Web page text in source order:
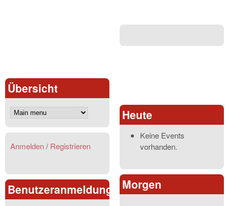
Übersicht
Anmelden/ Registrieren
Benutzeranmeldung
Heute
Keine Events
vorhanden.
Morgen